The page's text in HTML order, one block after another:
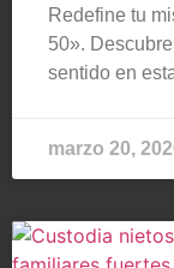
Redefine tu
50».
sentido en
marzo 20,